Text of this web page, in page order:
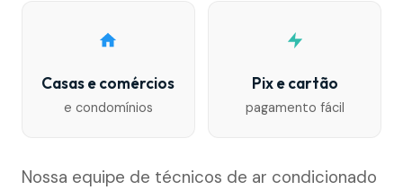
Casas e comércios
e condomínios
Pix e cartão
pagamento fácil
Nossa equipe de técnicos de ar condicionado